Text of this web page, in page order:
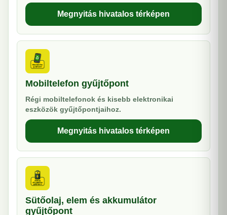
Megnyitás hivatalos térképen
Mobiltelefon gyűjtőpont
Régi mobiltelefonok és kisebb elektronikai
eszközök gyűjtőpontjaihoz.
Megnyitás hivatalos térképen
Sütőolaj, elem és akkumulátor
gyűjtőpont